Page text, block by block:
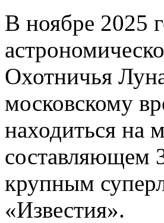
В ноябре 2025
Охотничья
московскому
находиться на
составляющем
крупным
«Известия».